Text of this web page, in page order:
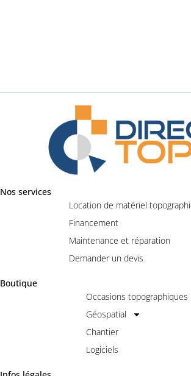
Nos services
Location de matériel
Financement
Maintenance et réparation
Demander un devis
Boutique
Occasions topographiques
Géospatial
Chantier
Logiciels